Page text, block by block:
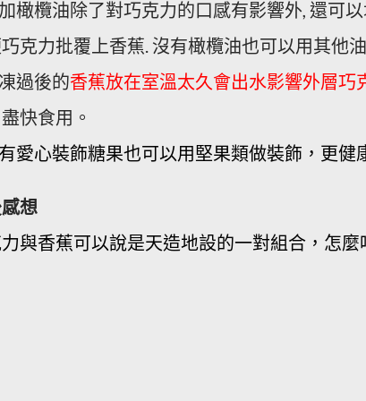
橄欖油除了對巧克力的口感有影響外, 還可
克力批覆上香蕉. 沒有橄欖油也可以用其他
過後的香蕉放在室溫太久會出水影響外層巧
快食用。
愛心裝飾糖果也可以用堅果類做裝飾，更健
想
與香蕉可以說是天造地設的一對組合，怎麼